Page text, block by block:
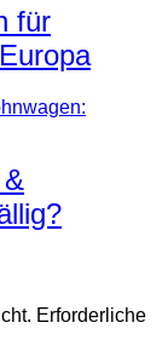
für
Erforderliche